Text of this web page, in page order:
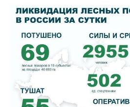
ХОККЕЙ С МЯЧОМ
ПРОИСШЕСТВИЯ